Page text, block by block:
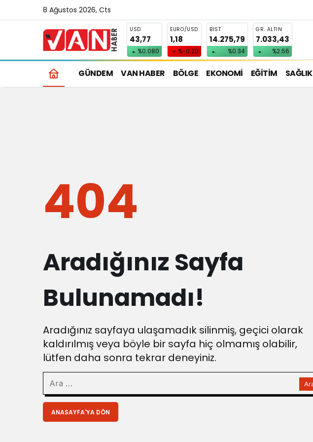
8 Ağustos 2026, Cts
USD
43,77
%0.080
EURO/USD
1,18
%-0.29
BIST
14.275,79
%0.34
GR. ALTIN
7.033,43
%2.56
GÜNDEM VAN HABER BÖLGE EKONOMİ EĞİTİM SAĞLIK
404
Aradığınız Sayfa
Bulunamadı!
Aradığınız sayfaya ulaşamadık silinmiş, geçici olarak
kaldırılmış veya böyle bir sayfa hiç olmamış olabilir,
lütfen daha sonra tekrar deneyiniz.
ANASAYFA'YA DÖN